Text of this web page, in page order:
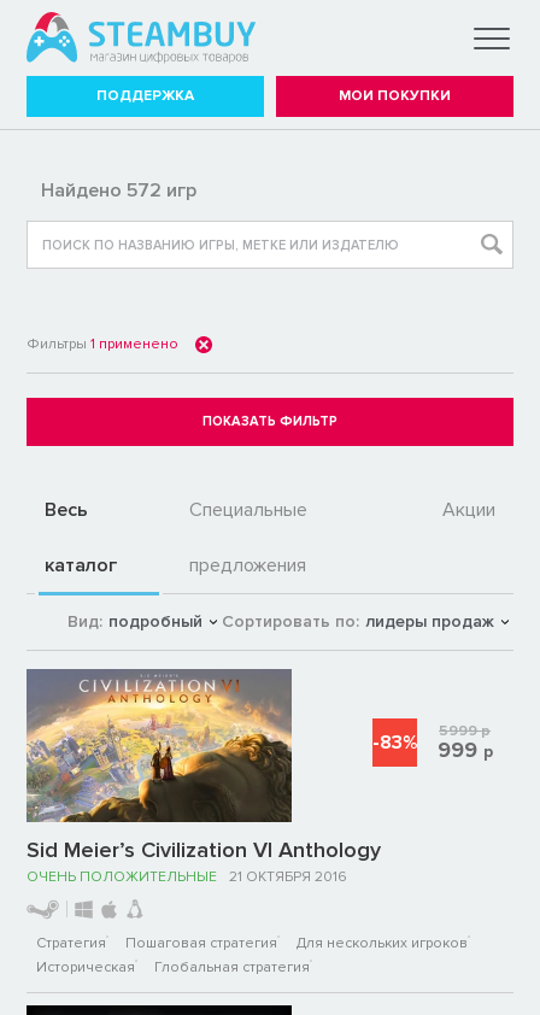
ПОДДЕРЖКА МОИ ПОКУПКИ
Найдено 572 игр
Фильтры1 применено
Весь
каталог
Специальные
предложения
Акции
Вид: подробный Сортировать по: лидеры продаж
Sid Meier’s Civilization VI Anthology
ОЧЕНЬ ПОЛОЖИТЕЛЬНЫЕ 21 ОКТЯБРЯ 2016
Стратегия Пошаговая стратегия
Для нескольких игроков
Историческая
Глобальная стратегия
-83% 5999р
999 р